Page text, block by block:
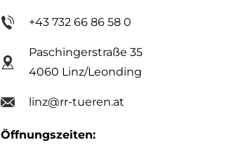
+43 732 66 86 58 0
Paschingerstraße 35
4060 Linz/Leonding
linz@rr-tueren.at
Öffnungszeiten: